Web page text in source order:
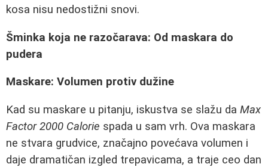
kosa nisu nedostižni snovi.
Šminka koja ne razočarava: Od maskara do
pudera
Maskare: Volumen protiv dužine
Kad su maskare u pitanju, iskustva se slažu da Max
Factor 2000 Calorie spada u sam vrh. Ova maskara
ne stvara grudvice, značajno povećava volumen i
daje dramatičan izgled trepavicama, a traje ceo dan